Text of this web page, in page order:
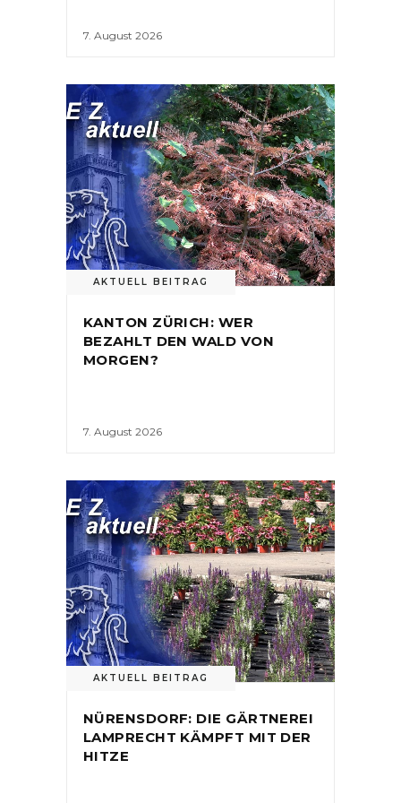
7. August 2026
AKTUELL BEITRAG
KANTON ZÜRICH: WER
BEZAHLT DEN WALD VON
MORGEN?
7. August 2026
AKTUELL BEITRAG
NÜRENSDORF: DIE GÄRTNEREI
LAMPRECHT KÄMPFT MIT DER
HITZE